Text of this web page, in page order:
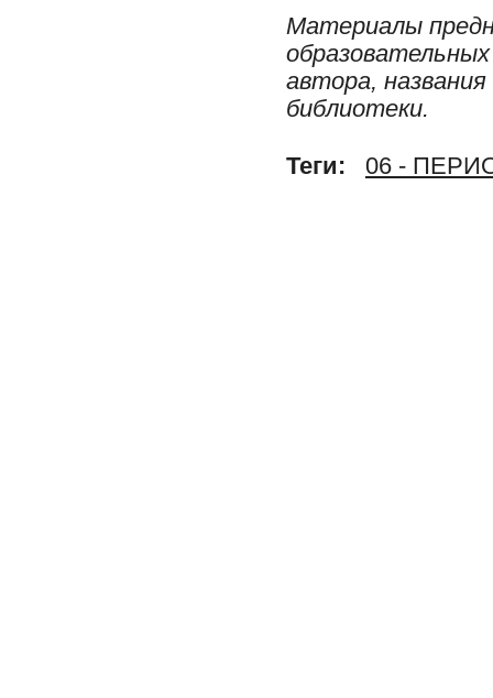
Материалы
автора,
библиотеки.
Теги: 06 -